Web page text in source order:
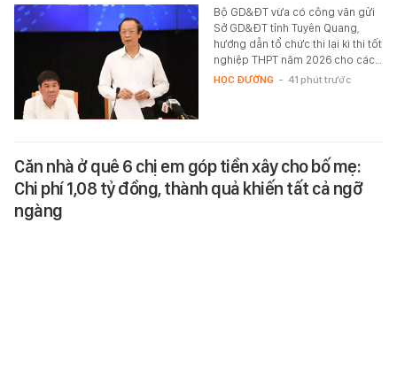
Bộ GD&ĐT vừa có công văn gửi
Sở GD&ĐT tỉnh Tuyên Quang,
hướng dẫn tổ chức thi lại kì thi tốt
nghiệp THPT năm 2026 cho các…
HỌC ĐƯỜNG - 41 phút trước
Căn nhà ở quê 6 chị em góp tiền xây cho bố mẹ:
Chi phí 1,08 tỷ đồng, thành quả khiến tất cả ngỡ
ngàng